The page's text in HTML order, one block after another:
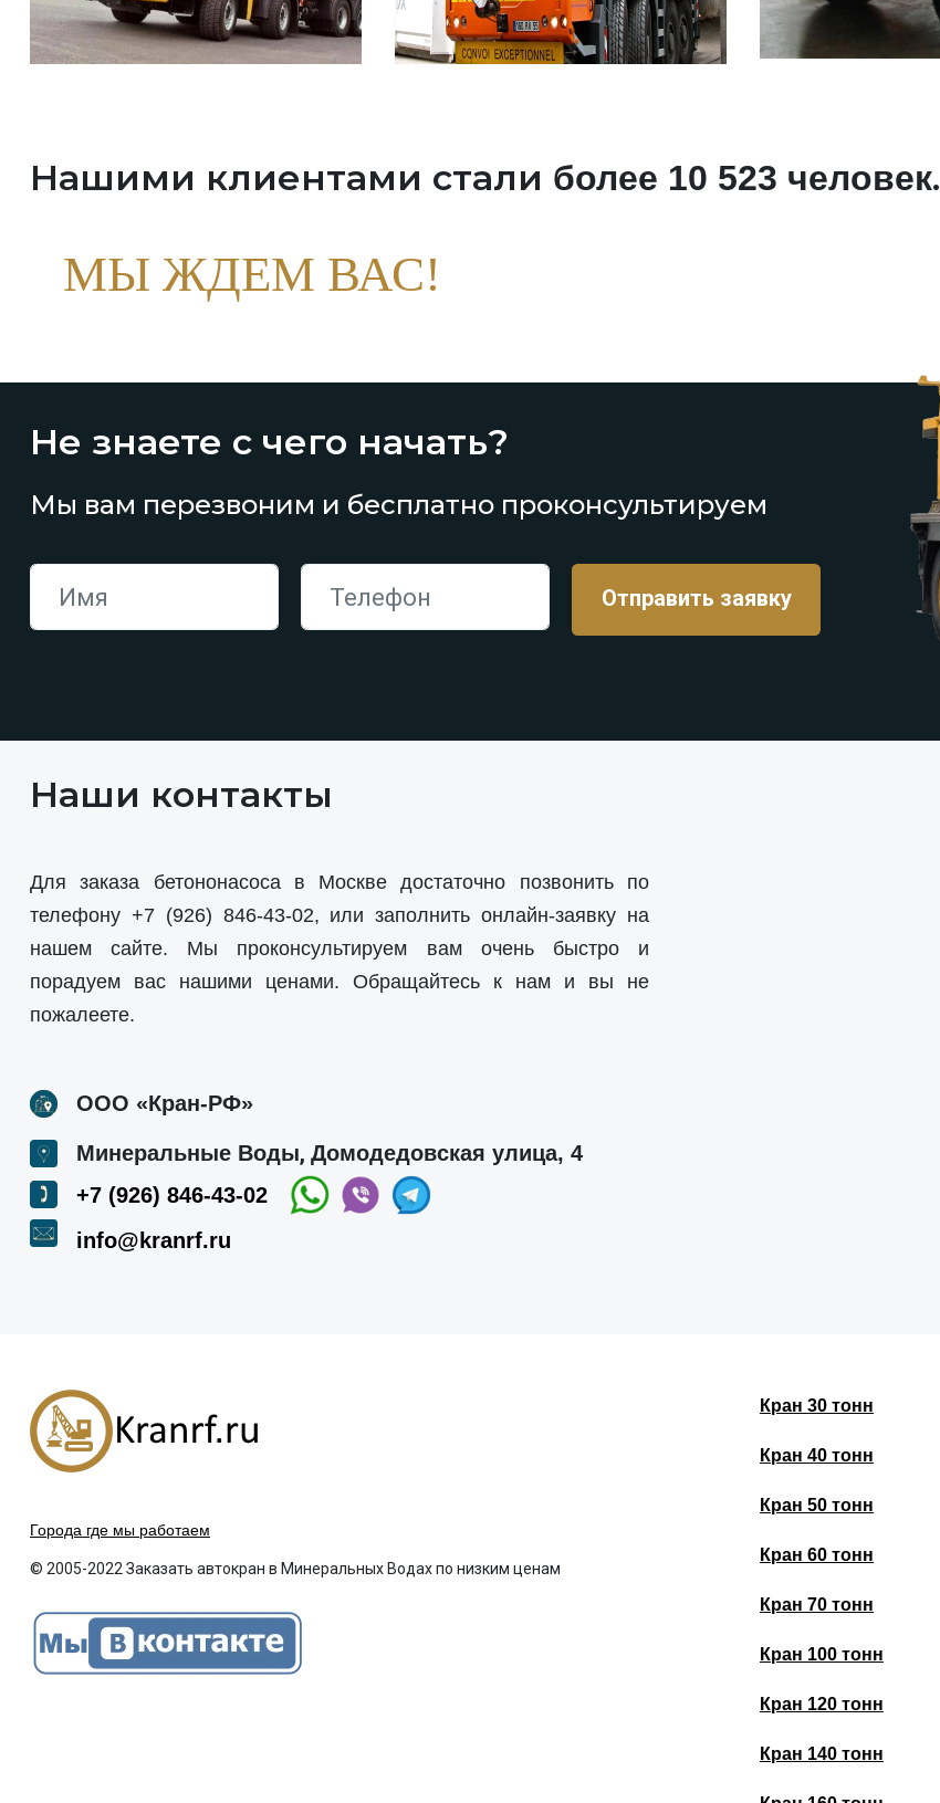
Нашими клиентами стали более 10 523 человек.
МЫ ЖДЕМ ВАС!
Не знаете с чего начать?
Мы вам перезвоним и бесплатно проконсультируем
Наши контакты
Для заказа бетононасоса в Москве достаточно позвонить по
телефону +7 (926) 846-43-02, или заполнить онлайн-заявку на
нашем сайте. Мы проконсультируем вам очень быстро и
порадуем вас нашими ценами. Обращайтесь к нам и вы не
пожалеете.
ООО «Кран-РФ»
Минеральные Воды, Домодедовская улица, 4
+7 (926) 846-43-02
info@kranrf.ru
Кран 30 тонн
Кран 40 тонн
Кран 50 тонн
Кран 60 тонн
Кран 70 тонн
Кран 100 тонн
Кран 120 тонн
Кран 140 тонн
Города где мы работаем
© 2005-2022 Заказать автокран в Минеральных Водах по низким ценам